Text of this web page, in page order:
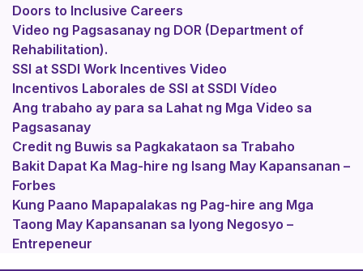
Doors to Inclusive Careers
Video ng Pagsasanay ng DOR (Department of
Rehabilitation).
SSI at SSDI Work Incentives Video
Incentivos Laborales de SSI at SSDI Vídeo
Ang trabaho ay para sa Lahat ng Mga Video sa
Pagsasanay
Credit ng Buwis sa Pagkakataon sa Trabaho
Bakit Dapat Ka Mag-hire ng Isang May Kapansanan –
Forbes
Kung Paano Mapapalakas ng Pag-hire ang Mga
Taong May Kapansanan sa Iyong Negosyo –
Entrepeneur